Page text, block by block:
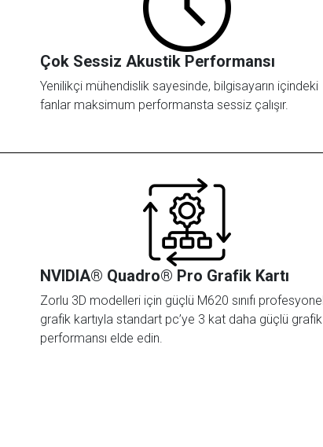
Çok Sessiz Akustik Performansı
Yenilikçi mühendislik sayesinde, bilgisayarın içindeki
fanlar maksimum performansta sessiz çalışır.
NVIDIA® Quadro® Pro Grafik Kartı
Zorlu 3D modelleri için güçlü M620 sınıfı profesyonel
grafik kartıyla standart pc’ye 3 kat daha güçlü grafik
performansı elde edin.